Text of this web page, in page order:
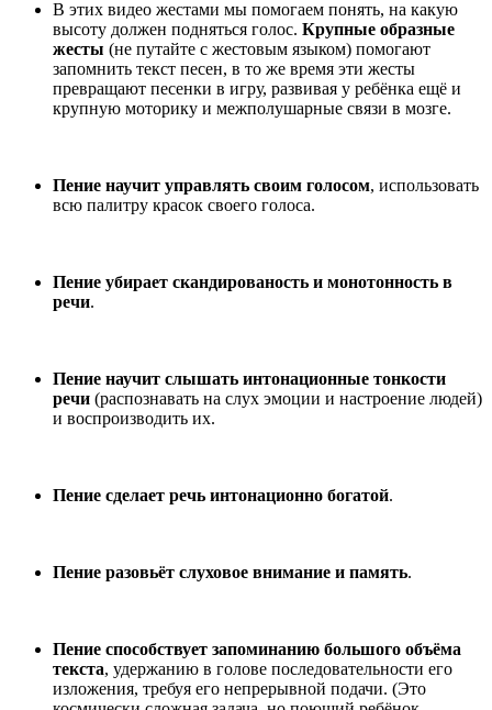
В этих видео жестами мы помогаем понять, на какую
высоту должен подняться голос. Крупные образные
жесты (не путайте с жестовым языком) помогают
запомнить текст песен, в то же время эти жесты
превращают песенки в игру, развивая у ребёнка ещё и
крупную моторику и межполушарные связи в мозге.
Пение научит управлять своим голосом, использовать
всю палитру красок своего голоса.
Пение убирает скандированость и монотонность в
речи.
Пение научит слышать интонационные тонкости
речи (распознавать на слух эмоции и настроение людей)
и воспроизводить их.
Пение сделает речь интонационно богатой.
Пение разовьёт слуховое внимание и память.
Пение способствует запоминанию большого объёма
текста, удержанию в голове последовательности его
изложения, требуя его непрерывной подачи. (Это